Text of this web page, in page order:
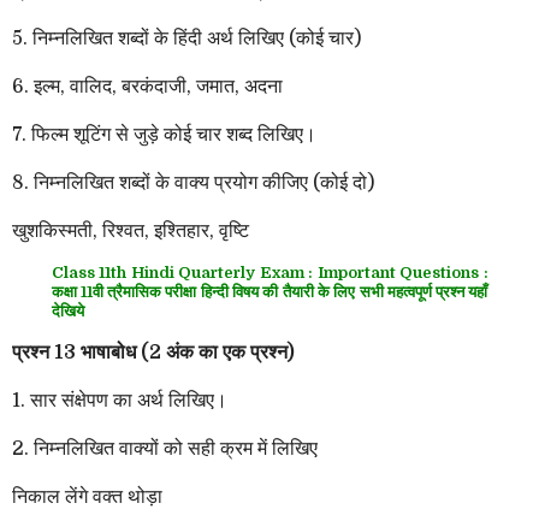
5. निम्नलिखित शब्दों के हिंदी अर्थ लिखिए (कोई चार)
6. इल्म, वालिद, बरकंदाजी, जमात, अदना
7. फिल्म शूटिंग से जुड़े कोई चार शब्द लिखिए।
8. निम्नलिखित शब्दों के वाक्य प्रयोग कीजिए (कोई दो)
खुशकिस्मती, रिश्वत, इश्तिहार, वृष्टि
Class 11th Hindi Quarterly Exam : Important Questions :
कक्षा 11वी त्रैमासिक परीक्षा हिन्दी विषय की तैयारी के लिए सभी महत्वपूर्ण प्रश्न यहाँ
देखिये
प्रश्न 13 भाषाबोध (2 अंक का एक प्रश्न)
1. सार संक्षेपण का अर्थ लिखिए।
2. निम्नलिखित वाक्यों को सही क्रम में लिखिए
निकाल लेंगे वक्त थोड़ा